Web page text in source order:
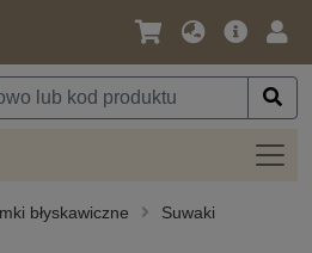
Język
Waluta
Oferta
błyskawiczne Suwaki